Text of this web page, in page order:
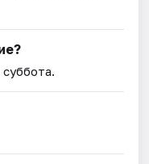
суббота.